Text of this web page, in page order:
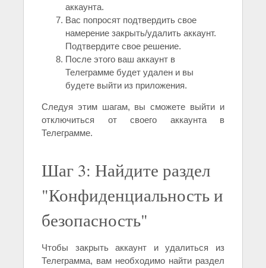
аккаунта.
Вас попросят подтвердить свое
намерение закрыть/удалить аккаунт.
Подтвердите свое решение.
После этого ваш аккаунт в
Телеграмме будет удален и вы
будете выйти из приложения.
Следуя этим шагам, вы сможете выйти и
отключиться от своего аккаунта в
Телеграмме.
Шаг 3: Найдите раздел
"Конфиденциальность и
безопасность"
Чтобы закрыть аккаунт и удалиться из
Телеграмма, вам необходимо найти раздел